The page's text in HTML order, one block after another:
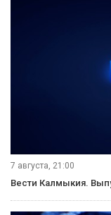
7 августа, 21:00
Вести Калмыкия.